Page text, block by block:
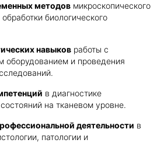
методов микроскопического
биологического
навыков работы с
оборудованием и проведения
в диагностике
на тканевом уровне.
деятельности в
патологии и
консультацию
обработку персональных
документы
консультацию
рассылку
рассылку